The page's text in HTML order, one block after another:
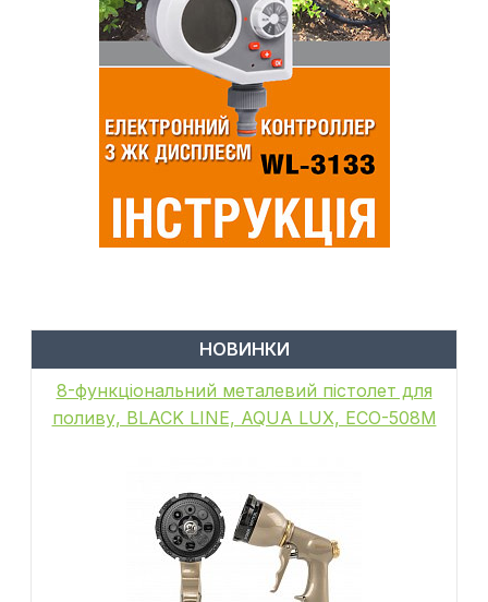
НОВИНКИ
8-функціональний металевий пістолет для
поливу, BLACK LINE, AQUA LUX, ECO-508M